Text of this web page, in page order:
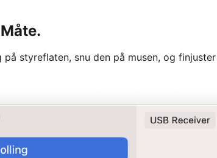
på styreflaten, snu den på musen, og